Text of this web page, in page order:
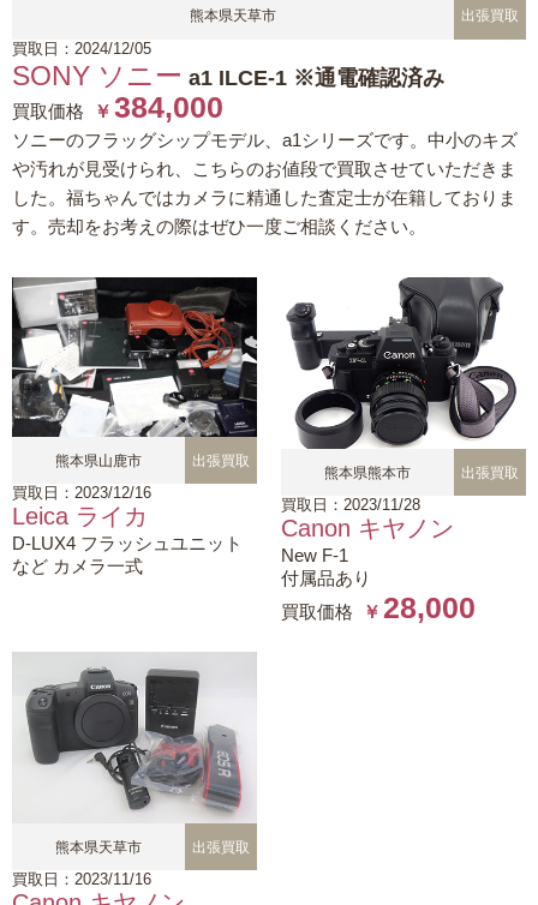
熊本県天草市 出張買取
買取日：2024/12/05
SONY ソニー a1 ILCE-1 ※通電確認済み
買取価格 ￥ 384,000
ソニーのフラッグシップモデル、a1シリーズです。中小のキズ
や汚れが見受けられ、こちらのお値段で買取させていただきま
した。福ちゃんではカメラに精通した査定士が在籍しておりま
す。売却をお考えの際はぜひ一度ご相談ください。
熊本県山鹿市 出張買取
買取日：2023/12/16
Leica ライカ
D-LUX4 フラッシュユニット
など カメラ一式
熊本県熊本市 出張買取
買取日：2023/11/28
Canon キヤノン
New F-1
付属品あり
買取価格
￥ 28,000
熊本県天草市 出張買取
買取日：2023/11/16